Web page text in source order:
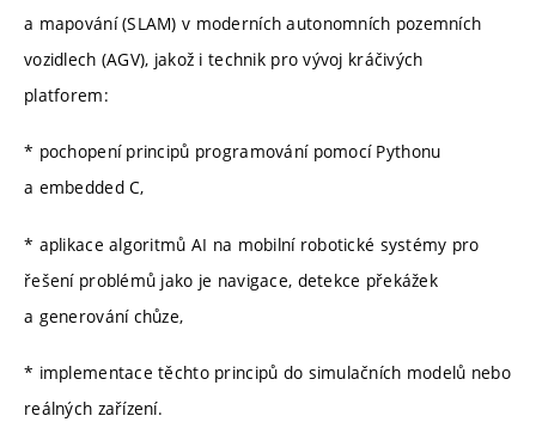
a mapování (SLAM) v moderních autonomních pozemních
vozidlech (AGV), jakož i technik pro vývoj kráčivých
platforem:
* pochopení principů programování pomocí Pythonu
a embedded C,
* aplikace algoritmů AI na mobilní robotické systémy pro
řešení problémů jako je navigace, detekce překážek
a generování chůze,
* implementace těchto principů do simulačních modelů nebo
reálných zařízení.